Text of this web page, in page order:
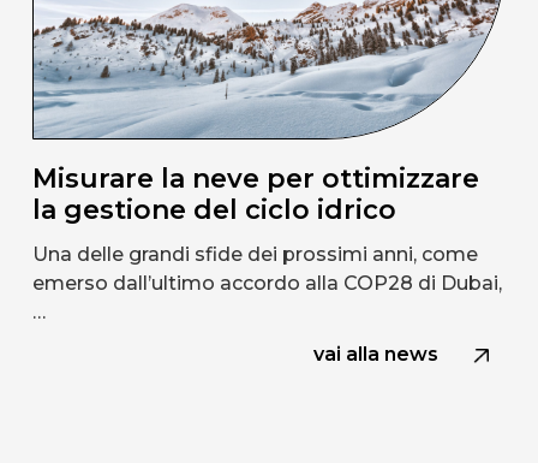
Misurare la neve per ottimizzare
la gestione del ciclo idrico
Una delle grandi sfide dei prossimi anni, come
emerso dall’ultimo accordo alla COP28 di Dubai,
…
vai alla news